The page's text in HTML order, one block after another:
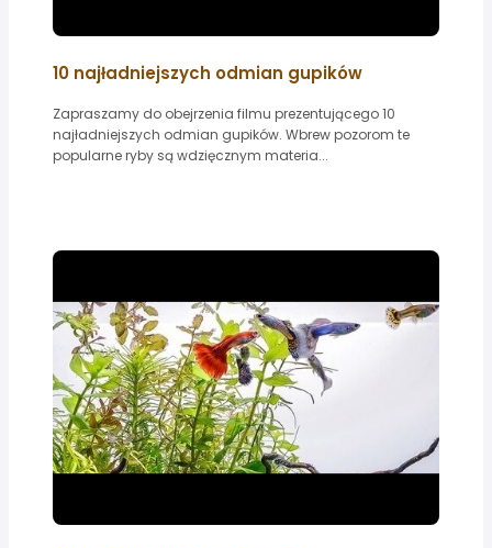
10 najładniejszych odmian gupików
Zapraszamy do obejrzenia filmu prezentującego 10
najładniejszych odmian gupików. Wbrew pozorom te
popularne ryby są wdzięcznym materia...